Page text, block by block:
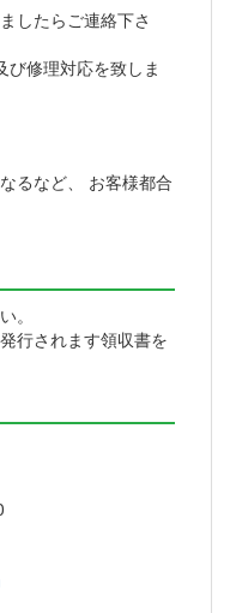
したらご連絡下さ
修理対応を致しま
るなど、 お客様都合
。
行されます領収書を